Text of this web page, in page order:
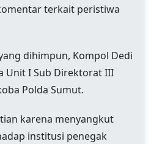
terkait peristiwa
dihimpun, Kompol Dedi
Unit I Sub Direktorat III
Polda Sumut.
karena menyangkut
institusi penegak